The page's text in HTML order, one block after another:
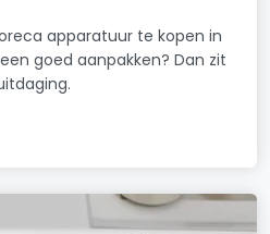
apparatuur te kopen in
goed aanpakken? Dan zit